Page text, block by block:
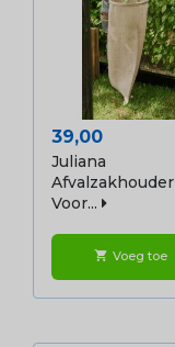
Prijs
39,00
Juliana
Afvalzakhouder
Voor...
shopping_cart Voeg toe